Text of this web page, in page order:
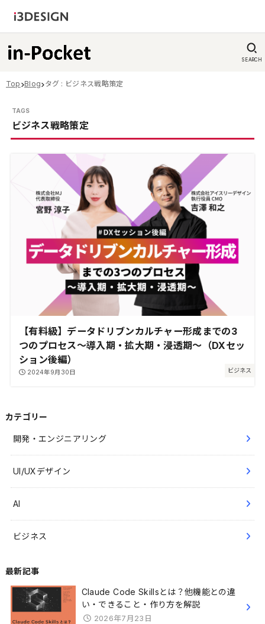
SEARCH
Top Blog タグ : ビジネス戦略策定
ビジネス戦略策定
ビジネス
【有料級】データドリブンカルチャー形成までの3
つのプロセス～導入期・拡大期・浸透期～（DXセッ
ション後編）
2024年9月30日
カテゴリー
開発・エンジニアリング
UI/UXデザイン
AI
ビジネス
最新記事
Claude Code Skillsとは？他機能との違
い・できること・作り方を解説
2026年7月23日